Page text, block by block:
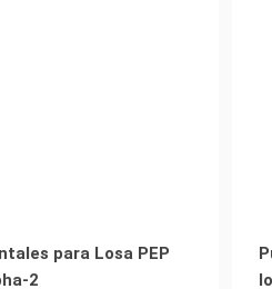
para Losa PEP
2